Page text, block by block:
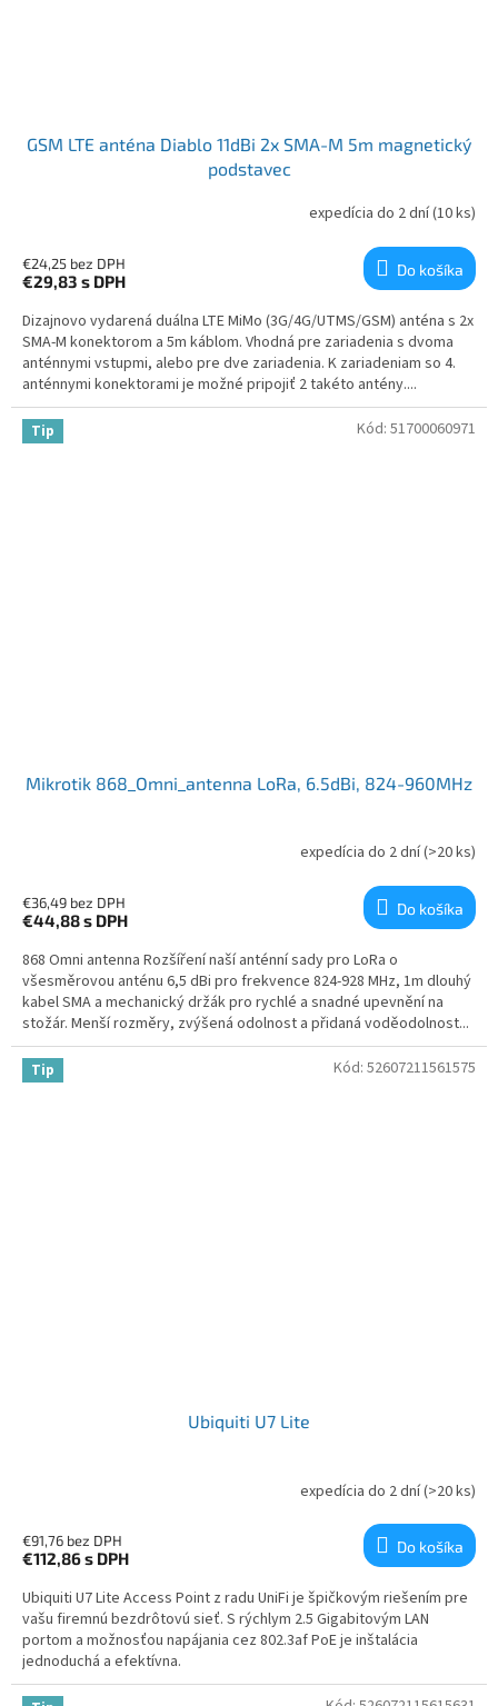
GSM LTE anténa Diablo 11dBi 2x SMA-M 5m magnetický
podstavec
expedícia do 2 dní(10 ks)
€24,25 bez DPH
€29,83 s DPH
Do košíka
Dizajnovo vydarená duálna LTE MiMo (3G/4G/UTMS/GSM) anténa s 2x
SMA-M konektorom a 5m káblom. Vhodná pre zariadenia s dvoma
anténnymi vstupmi, alebo pre dve zariadenia. K zariadeniam so 4.
anténnymi konektorami je možné pripojiť 2 takéto antény....
Tip
Mikrotik 868_Omni_antenna LoRa, 6.5dBi, 824-960MHz
expedícia do 2 dní(>20 ks)
€36,49 bez DPH
€44,88s DPH
Do košíka
868 Omni antenna Rozšíření naší anténní sady pro LoRa o
všesměrovou anténu 6,5 dBi pro frekvence 824-928 MHz, 1m dlouhý
kabel SMA a mechanický držák pro rychlé a snadné upevnění na
stožár. Menší rozměry, zvýšená odolnost a přidaná voděodolnost...
Kód: 51700060971
Tip
Ubiquiti U7 Lite
expedícia do 2 dní(>20 ks)
€91,76 bez DPH
€112,86s DPH
Do košíka
Ubiquiti U7 Lite Access Point z radu UniFi je špičkovým riešením pre
vašu firemnú bezdrôtovú sieť. S rýchlym 2.5 Gigabitovým LAN
portom a možnosťou napájania cez 802.3af PoE je inštalácia
jednoduchá a efektívna.
Kód: 52607211561575